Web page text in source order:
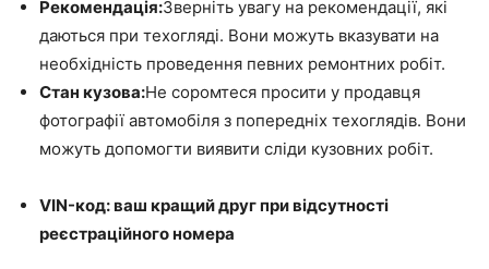
Рекомендація:Зверніть увагу на рекомендації, які
даються при техогляді. Вони можуть вказувати на
необхідність проведення певних ремонтних робіт.
Стан кузова:Не соромтеся просити у продавця
фотографії автомобіля з попередніх техоглядів. Вони
можуть допомогти виявити сліди кузовних робіт.
VIN-код: ваш кращий друг при відсутності
реєстраційного номера